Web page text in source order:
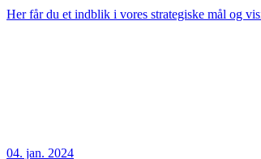
Her får du et indblik i vores strategiske mål og
04. jan. 2024